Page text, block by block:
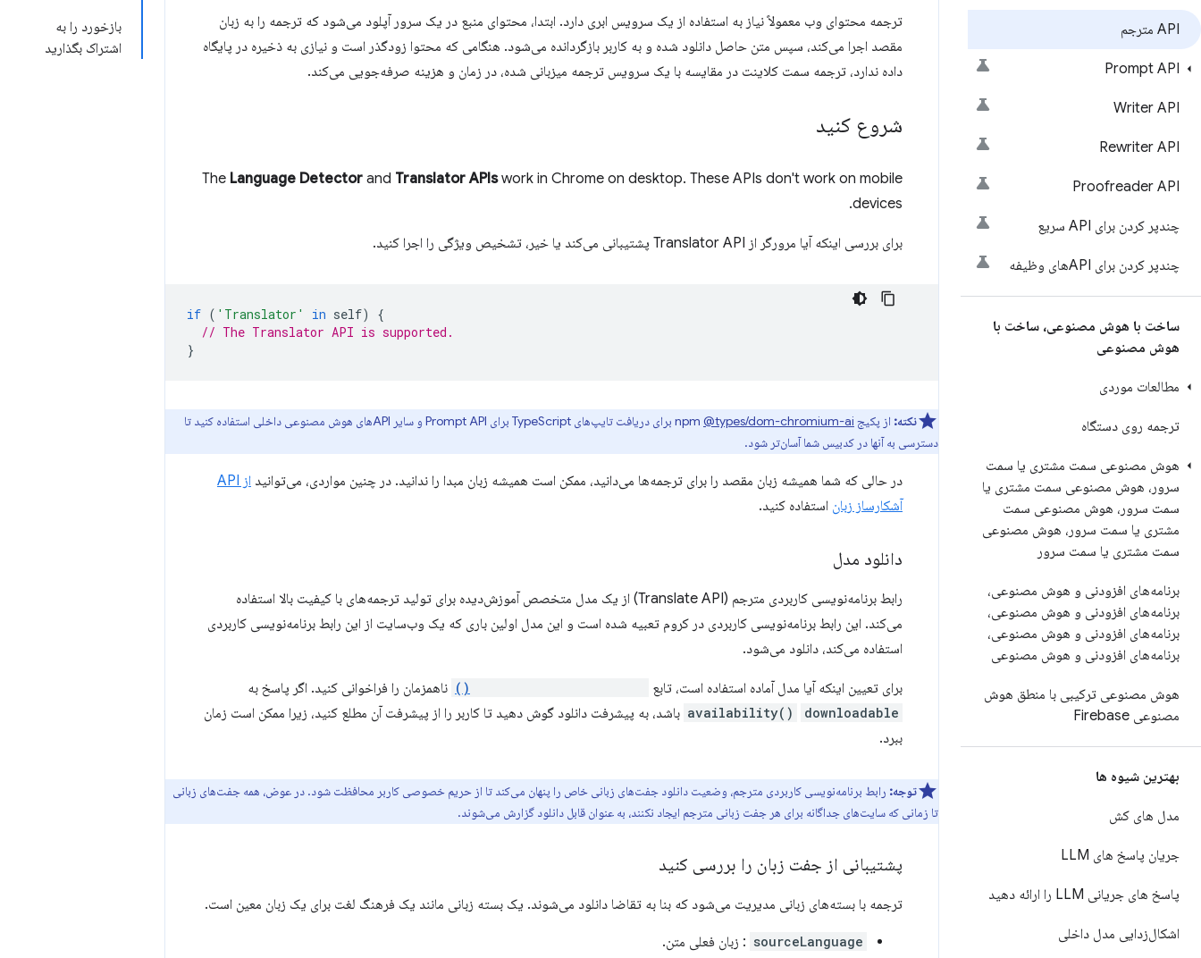
API مترجم
Prompt API
Writer API
Rewriter API
Proofreader API
چندپر کردن برای API سریع
چندپر کردن برای APIهای وظیفه
ساخت با هوش مصنوعی، ساخت با
هوش مصنوعی
مطالعات موردی
ترجمه روی دستگاه
هوش مصنوعی سمت مشتری یا سمت
سرور، هوش مصنوعی سمت مشتری یا
سمت سرور، هوش مصنوعی سمت
مشتری یا سمت سرور، هوش مصنوعی
سمت مشتری یا سمت سرور
برنامه‌های افزودنی و هوش مصنوعی،
برنامه‌های افزودنی و هوش مصنوعی،
برنامه‌های افزودنی و هوش مصنوعی،
برنامه‌های افزودنی و هوش مصنوعی
هوش مصنوعی ترکیبی با منطق هوش
مصنوعی Firebase
بهترین شیوه ها
مدل های کش
جریان پاسخ های LLM
پاسخ های جریانی LLM را ارائه دهید
اشکال‌زدایی مدل داخلی
بازخورد را به
اشتراک بگذارید
ترجمه محتوای وب معمولاً نیاز به استفاده از یک سرویس ابری دارد. ابتدا، محتوای منبع در یک سرور آپلود می‌شود که ترجمه را به زبان
مقصد اجرا می‌کند، سپس متن حاصل دانلود شده و به کاربر بازگردانده می‌شود. هنگامی که محتوا زودگذر است و نیازی به ذخیره در پایگاه
داده ندارد، ترجمه سمت کلاینت در مقایسه با یک سرویس ترجمه میزبانی شده، در زمان و هزینه صرفه‌جویی می‌کند.
شروع کنید
The Language Detector and Translator APIswork in Chrome on desktop. These APIs don't work on mobile
devices.
برای بررسی اینکه آیا مرورگر از Translator API پشتیبانی می‌کند یا خیر، تشخیص ویژگی را اجرا کنید.
if ( 'Translator' in self)
{
// The Translator API is supported.
}
نکته: از پکیج npm @types/dom-chromium-ai
برای دریافت تایپ‌های TypeScript برای Prompt API و سایر APIهای هوش مصنوعی داخلی استفاده کنید تا
دسترسی به آنها در کدبیس شما آسان‌تر شود.
در حالی که شما همیشه زبان مقصد را برای ترجمه‌ها می‌دانید، ممکن است همیشه زبان مبدا را ندانید. در چنین مواردی، می‌توانید
از API
آشکارساز زبان استفاده کنید.
دانلود مدل
رابط برنامه‌نویسی کاربردی مترجم (Translate API) از یک مدل متخصص آموزش‌دیده برای تولید ترجمه‌های با کیفیت بالا استفاده
می‌کند. این رابط برنامه‌نویسی کاربردی در کروم تعبیه شده است و این مدل اولین باری که یک وب‌سایت از این رابط برنامه‌نویسی کاربردی
استفاده می‌کند، دانلود می‌شود.
برای تعیین اینکه آیا مدل آماده استفاده است، تابع ناهمزمان را فراخوانی کنید. اگر پاسخ به
availability() downloadable
باشد، به پیشرفت دانلود گوش دهید تا کاربر را از پیشرفت آن مطلع کنید، زیرا ممکن است زمان
ببرد.
توجه: رابط برنامه‌نویسی کاربردی مترجم، وضعیت دانلود جفت‌های زبانی خاص را پنهان می‌کند تا از حریم خصوصی کاربر محافظت شود. در عوض، همه جفت‌های زبانی
تا زمانی که سایت‌های جداگانه برای هر جفت زبانی مترجم ایجاد نکنند، به عنوان قابل دانلود گزارش می‌شوند.
پشتیبانی از جفت زبان را بررسی کنید
ترجمه با بسته‌های زبانی مدیریت می‌شود که بنا به تقاضا دانلود می‌شوند. یک بسته زبانی مانند یک فرهنگ لغت برای یک زبان معین است.
sourceLanguage : زبان فعلی متن.